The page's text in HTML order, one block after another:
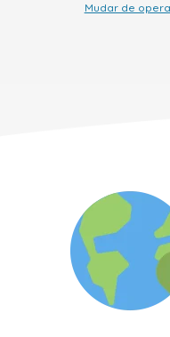
Mudar de